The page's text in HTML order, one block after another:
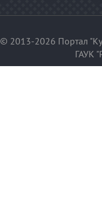
© 2013-2026 Портал
ГАУК